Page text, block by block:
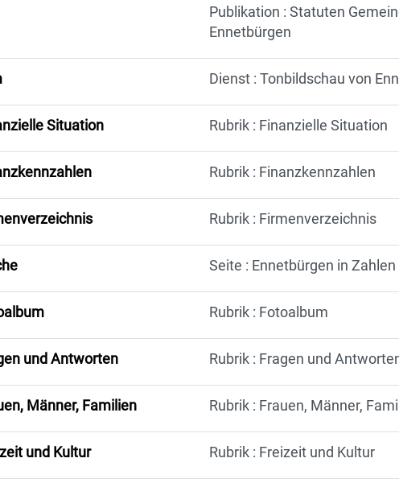
Publikation : Statuten
Ennetbürgen
Dienst : Tonbildschau von
Situation Rubrik : Finanzielle Situation
Rubrik : Finanzkennzahlen
Rubrik : Firmenverzeichnis
Seite : Ennetbürgen in Zahlen
Rubrik : Fotoalbum
und Antworten Rubrik : Fragen und
Männer, Familien Rubrik : Frauen, Männer,
und Kultur Rubrik : Freizeit und Kultur